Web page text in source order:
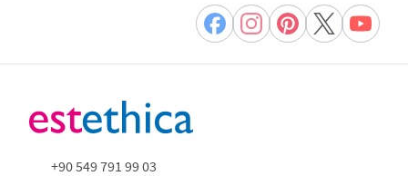
+90 549 791 99 03